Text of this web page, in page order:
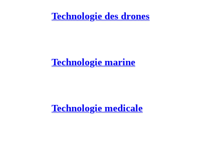
Technologie des drones
Technologie marine
Technologie medicale